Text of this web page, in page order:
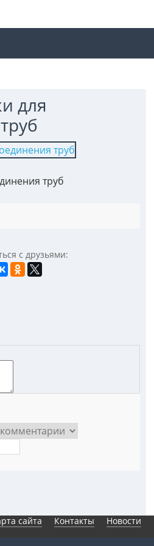
для
труб
с друзьями:
сайта Контакты Новости